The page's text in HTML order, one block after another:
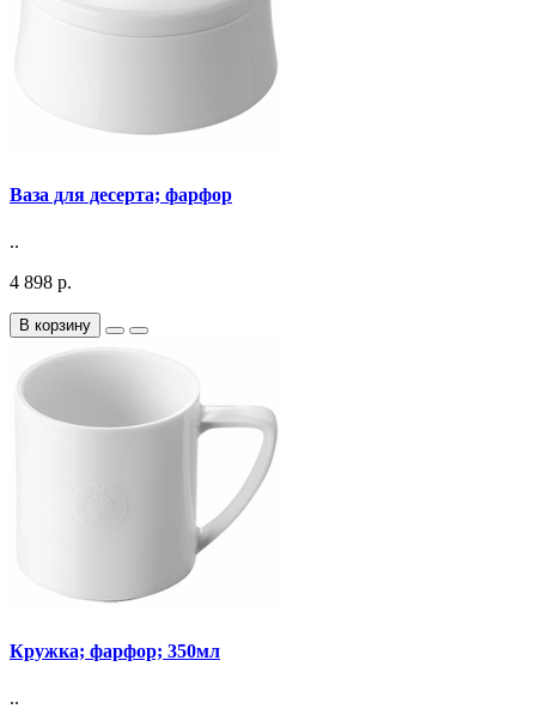
Ваза для десерта; фарфор
..
4 898 р.
В корзину
Кружка; фарфор; 350мл
..